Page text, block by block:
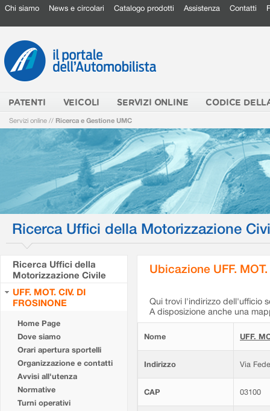
Chi siamo News e circolari Catalogo prodotti Assistenza Contatti
PATENTI VEICOLI SERVIZI ONLINE CODICE
Servizi online // Ricerca e Gestione UMC
Ricerca Uffici della Motorizzazione
Ricerca Uffici della
Motorizzazione Civile
UFF. MOT. CIV. DI
FROSINONE
Home Page
Dove siamo
Orari apertura sportelli
Organizzazione e contatti
Avvisi all'utenza
Normative
Turni operativi
Ubicazione UFF.
Qui trovi l'indirizzo dell'ufficio
A disposizione anche una
Nome UFF.
Indirizzo Via
CAP 03100